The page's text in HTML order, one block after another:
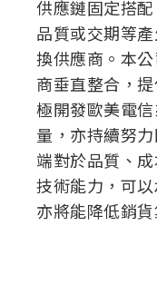
供應鏈固定搭
品質或交期等
換供應商。本
商垂直整合，
極開發歐美電
量，亦持續努
端對於品質、
技術能力，可
亦將能降低銷貨